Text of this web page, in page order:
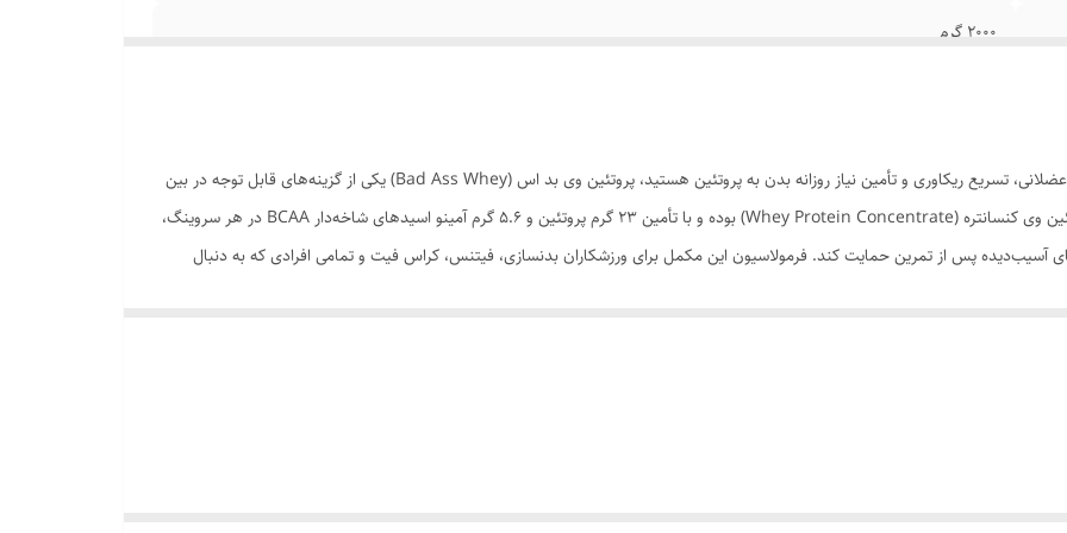
2000 گرم
اگر به دنبال یک مکمل پروتئینی باکیفیت برای افزایش حجم عضلانی، تسریع ریکاوری و تأمین نیاز روزانه بدن به پروتئین هستید، پروتئین وی بد اس (Bad Ass Whey) یکی از گزینه‌های قابل توجه در بین
مکمل‌های ورزشی محسوب می‌شود. این محصول از نوع پروتئین وی کنسانتره (Whey Protein Concentrate) بوده و با تأمین 23 گرم پروتئین و 5.6 گرم آمینو اسیدهای شاخه‌دار BCAA در هر سروینگ،
آسیب‌دیده پس از تمرین حمایت کند. فرمولاسیون این مکمل برای ورزشکاران بدنسازی، فیتنس، کراس فیت و تمامی افرادی که به دنبال